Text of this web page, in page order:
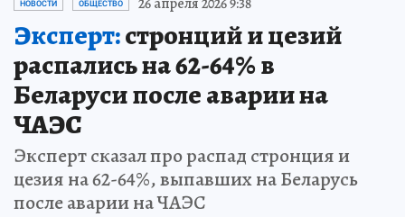
НОВОСТИ ОБЩЕСТВО
Эксперт:стронций и цезий
распались на 62-64% в
Беларуси после аварии на
ЧАЭС
Эксперт сказал про распад стронция и
цезия на 62-64%, выпавших на Беларусь
после аварии на ЧАЭС